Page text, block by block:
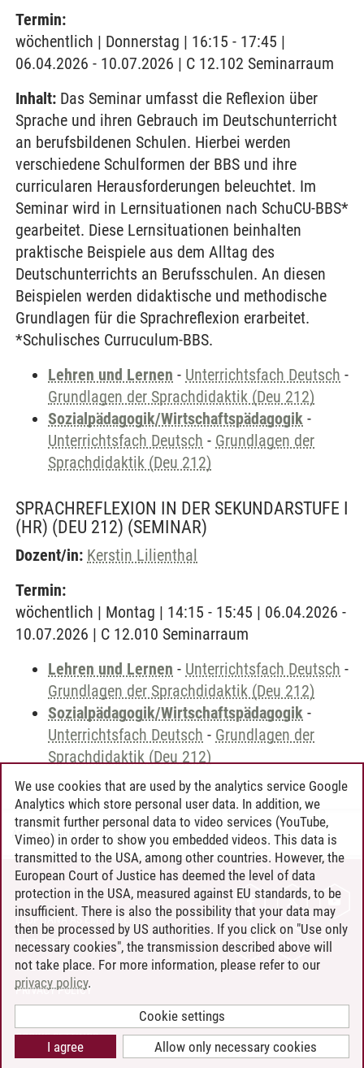
Termin:
wöchentlich | Donnerstag | 16:15 - 17:45 |
06.04.2026 - 10.07.2026 | C 12.102 Seminarraum
Inhalt: Das Seminar umfasst die Reflexion über
Sprache und ihren Gebrauch im Deutschunterricht
an berufsbildenen Schulen. Hierbei werden
verschiedene Schulformen der BBS und ihre
curricularen Herausforderungen beleuchtet. Im
Seminar wird in Lernsituationen nach SchuCU-BBS*
gearbeitet. Diese Lernsituationen beinhalten
praktische Beispiele aus dem Alltag des
Deutschunterrichts an Berufsschulen. An diesen
Beispielen werden didaktische und methodische
Grundlagen für die Sprachreflexion erarbeitet.
*Schulisches Curruculum-BBS.
Lehren und Lernen - Unterrichtsfach Deutsch -
Grundlagen der Sprachdidaktik (Deu 212)
Sozialpädagogik/Wirtschaftspädagogik -
Unterrichtsfach Deutsch - Grundlagen der
Sprachdidaktik (Deu 212)
SPRACHREFLEXION IN DER SEKUNDARSTUFE I
(HR) (DEU 212) (SEMINAR)
Dozent/in: Kerstin Lilienthal
Termin:
wöchentlich | Montag | 14:15 - 15:45 | 06.04.2026 -
10.07.2026 | C 12.010 Seminarraum
Lehren und Lernen - Unterrichtsfach Deutsch -
Grundlagen der Sprachdidaktik (Deu 212)
Sozialpädagogik/Wirtschaftspädagogik -
Unterrichtsfach Deutsch - Grundlagen der
Sprachdidaktik (Deu 212)
Andreea Tribel 30.06.2024
CONTACT
LEUPHANA AS EMPLOYER
INTRANET
SITE NOTICE
PRIVACY POLICY
COOKIE SETTINGS
We use cookies that are used by the analytics service Google
Analytics which store personal user data. In addition, we
transmit further personal data to video services (YouTube,
Vimeo) in order to show you embedded videos. This data is
transmitted to the USA, among other countries. However, the
European Court of Justice has deemed the level of data
protection in the USA, measured against EU standards, to be
insufficient. There is also the possibility that your data may
then be processed by US authorities. If you click on "Use only
necessary cookies", the transmission described above will
not take place. For more information, please refer to our
privacy policy.
Cookie settings
Allow only necessary cookies
I agree